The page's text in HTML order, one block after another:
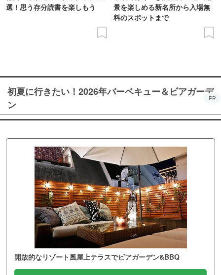
選！思う存分読書を楽しもう
景を楽しめる新名所から入場無
料のスポットまで
初夏に行きたい！2026年バーベキュー＆ビアガーデ
ン
PR
開放的なリゾート風屋上テラスでビアガーデン&BBQ